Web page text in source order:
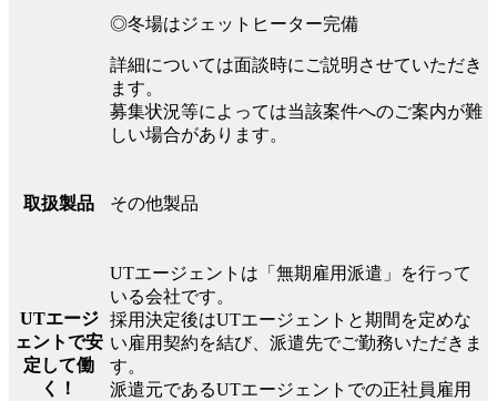
◎冬場はジェットヒーター完備
詳細については面談時にご説明させていただき
ます。
募集状況等によっては当該案件へのご案内が難
しい場合があります。
取扱製品 その他製品
UTエージ
ェントで安
定して働
く！
UTエージェントは「無期雇用派遣」を行って
いる会社です。
採用決定後はUTエージェントと期間を定めな
い雇用契約を結び、派遣先でご勤務いただきま
す。
派遣元であるUTエージェントでの正社員雇用